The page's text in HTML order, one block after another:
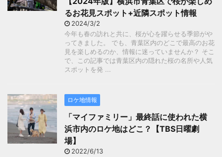
るお花見スポット+近隣スポット情報
2024/3/2
今年も春の訪れと共に、桜が心を躍らせる季節がや
ってきました。 でも、青葉区内のどこで最高のお花
見を楽しめるのか、情報に迷っていませんか？ そこ
で、この記事では青葉区内の隠れた桜の名所や人気
スポットを発 ...
ロケ地情報
「マイファミリー」最終話に使われた横
浜市内のロケ地はどこ？【TBS日曜劇
場】
2022/6/13